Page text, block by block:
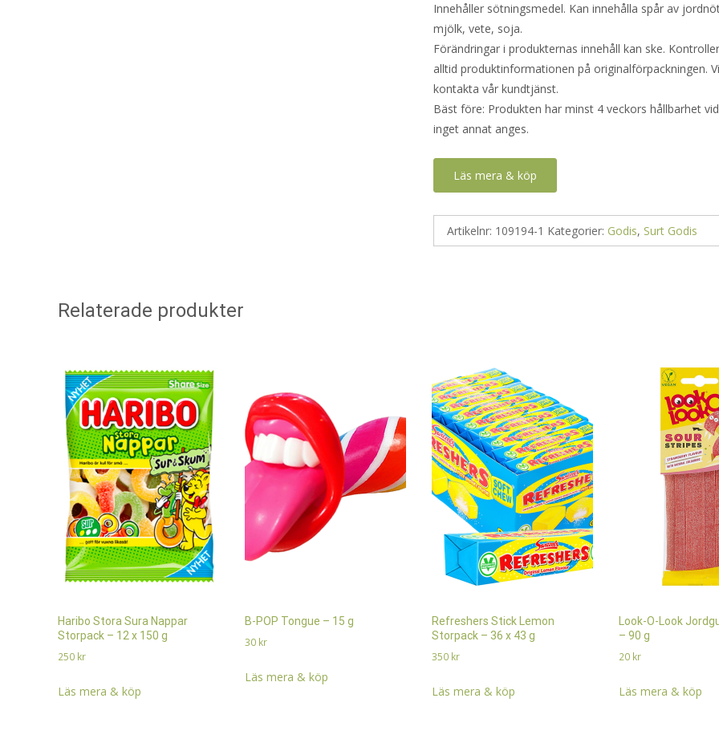
Innehåller sötningsmedel. Kan innehålla spår av
mjölk, vete, soja.
Förändringar i produkternas innehåll kan ske.
alltid produktinformationen på originalförpackningen.
kontakta vår kundtjänst.
Bäst före: Produkten har minst 4 veckors hållbarhet
inget annat anges.
Läs mera & köp
Artikelnr: 109194-1 Kategorier: Godis, Surt Godis
Relaterade produkter
Haribo Stora Sura Nappar
Storpack – 12 x 150 g
250 kr
Läs mera & köp
B-POP Tongue – 15 g
30 kr
Läs mera & köp
Refreshers Stick Lemon
Storpack – 36 x 43 g
350 kr
Läs mera & köp
Look-O-Look
– 90 g
20 kr
Läs mera & köp